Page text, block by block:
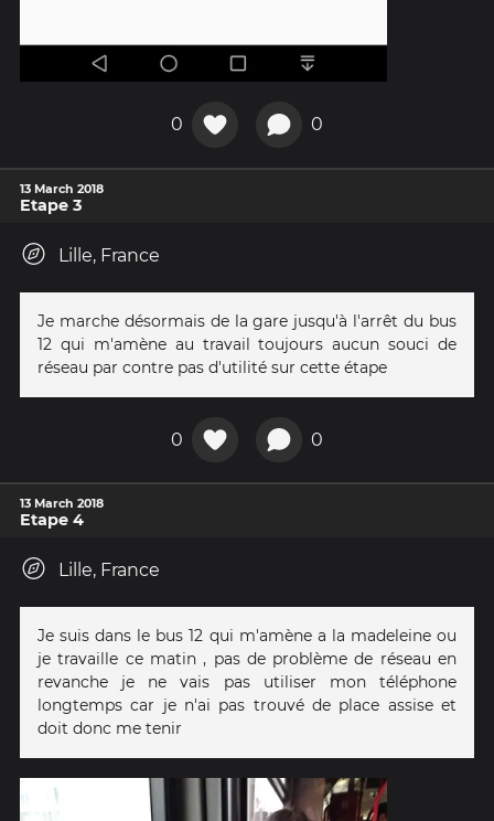
0 0
13 March 2018
Etape 3
Lille, France
Je marche désormais de la gare jusqu'à l'arrêt du bus
12 qui m'amène au travail toujours aucun souci de
réseau par contre pas d'utilité sur cette étape
0 0
13 March 2018
Etape 4
Lille, France
Je suis dans le bus 12 qui m'amène a la madeleine ou
je travaille ce matin , pas de problème de réseau en
revanche je ne vais pas utiliser mon téléphone
longtemps car je n'ai pas trouvé de place assise et
doit donc me tenir